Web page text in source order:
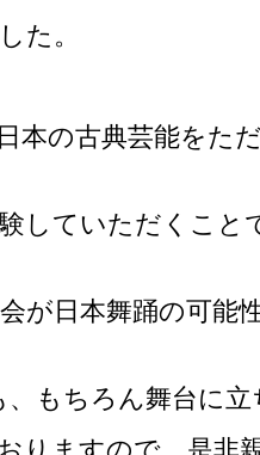
た。
本の古典芸能をた
していただくこと
が日本舞踊の可能
、もちろん舞台に